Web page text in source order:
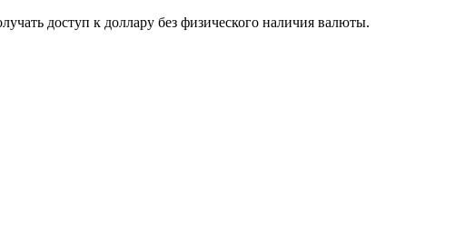
доступ к доллару без физического наличия валюты.